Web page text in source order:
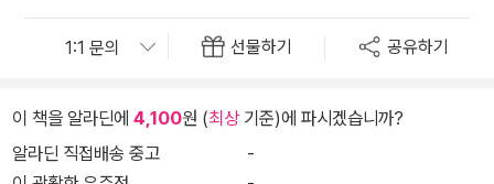
선물하기 공유하기
이 책을 알라딘에 4,100원 (최상기준)에 파시겠습니까?
알라딘 직접배송 중고
-